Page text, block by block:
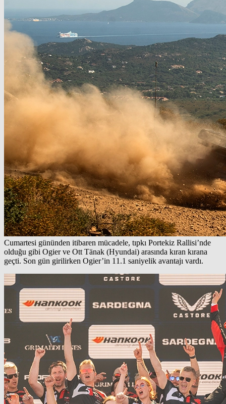
Cumartesi gününden itibaren mücadele, tıpkı Portekiz Rallisi’nde
olduğu gibi Ogier ve Ott Tänak (Hyundai) arasında kıran kırana
geçti. Son gün girilirken Ogier’in 11.1 saniyelik avantajı vardı.